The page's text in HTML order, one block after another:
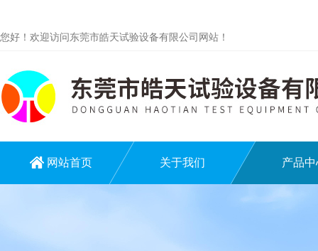
您好！欢迎访问东莞市皓天试验设备有限公司网站！
网站首页 关于我们 产品中